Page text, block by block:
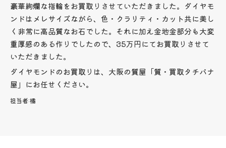
豪華絢爛な指輪をお買取りさせていただきました。ダイヤモ
ンドはメレサイズながら、色・クラリティ・カット共に美し
く非常に高品質なお石でした。それに加え金地金部分も大変
重厚感のある作りでしたので、35万円にてお買取りさせて
いただきました。
ダイヤモンドのお買取りは、大阪の質屋「質・買取タチバナ
屋」にお任せください。
担当者:橘